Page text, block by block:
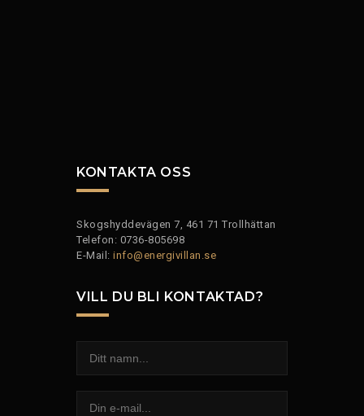
KONTAKTA OSS
Skogshyddevägen 7, 461 71 Trollhättan
Telefon: 0736-805698
E-Mail: info@energivillan.se
VILL DU BLI KONTAKTAD?